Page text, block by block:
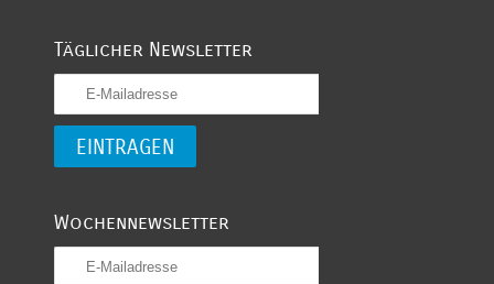
Täglicher Newsletter
Wochennewsletter